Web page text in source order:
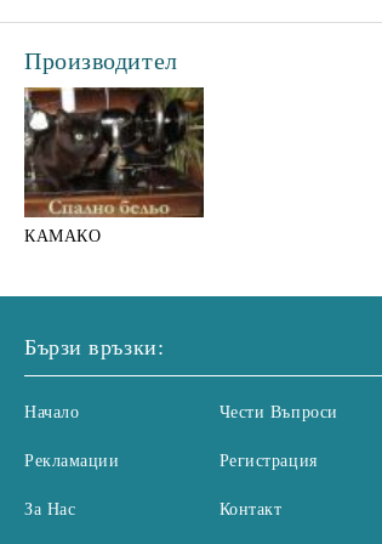
Производител
КАМАКО
Бързи връзки:
Начало
Рекламации
За Нас
Чести Въпроси
Регистрация
Контакт